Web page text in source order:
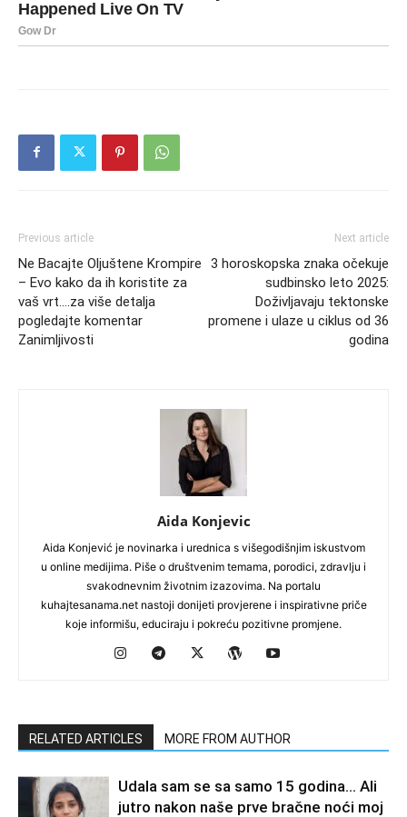
Previous article
Ne Bacajte Oljuštene Krompire
– Evo kako da ih koristite za
vaš vrt….za više detalja
pogledajte komentar
Zanimljivosti
Next article
3 horoskopska znaka očekuje
sudbinsko leto 2025:
Doživljavaju tektonske
promene i ulaze u ciklus od 36
godina
Aida Konjevic
Aida Konjević je novinarka i urednica s višegodišnjim iskustvom
u online medijima. Piše o društvenim temama, porodici, zdravlju i
svakodnevnim životnim izazovima. Na portalu
kuhajtesanama.net nastoji donijeti provjerene i inspirativne priče
koje informišu, educiraju i pokreću pozitivne promjene.
RELATED ARTICLES MORE FROM AUTHOR
Udala sam se sa samo 15 godina… Ali
jutro nakon naše prve bračne noći moj